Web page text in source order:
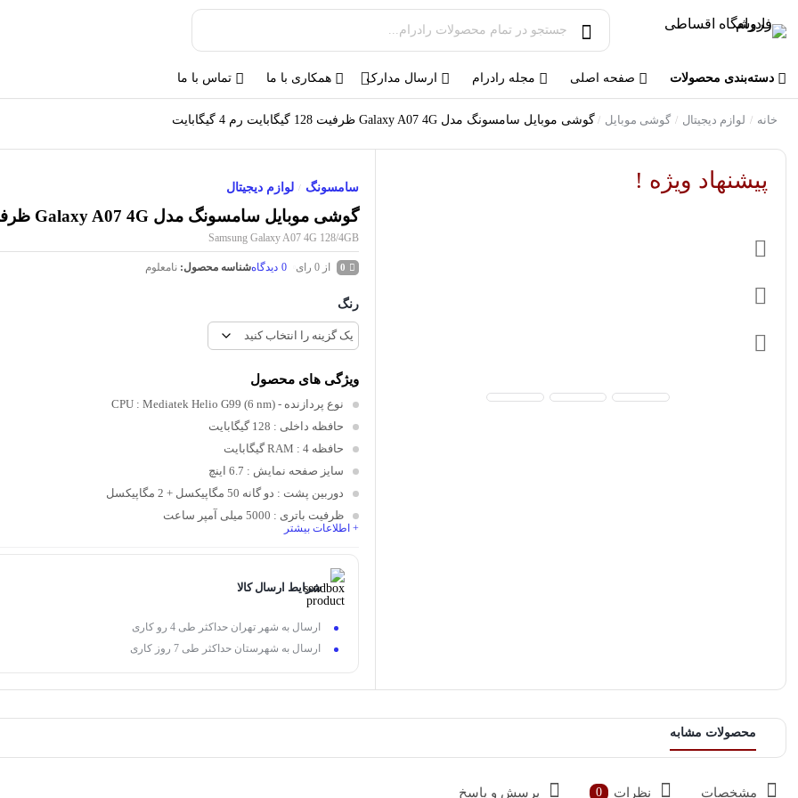
دسته‌بندی محصولات صفحه اصلی مجله رادرام ارسال مدارک همکاری با ما تماس با ما
خانه / لوازم دیجیتال / گوشی موبایل / گوشی موبايل سامسونگ مدل Galaxy A07 4G ظرفیت 128 گیگابایت رم 4 گیگابایت
پیشنهاد ویژه ! سامسونگ / لوازم دیجیتال
گوشی موبايل سامسونگ مدل Galaxy A07 4G ظرفیت 128 گیگابایت رم 4 گیگابایت
Samsung Galaxy A07 4G 128/4GB
0 از 0 رای 0 دیدگاهشناسه محصول:نامعلوم
رنگ
ویژگی های محصول
نوع پردازنده - CPU: Mediatek Helio G99 (6 nm)
حافظه داخلی : 128 گیگابایت
حافظه RAM: 4 گیگابایت
سایز صفحه نمایش : 6.7 اینچ
دوربین پشت : دو گانه 50 مگاپیکسل + 2 مگاپیکسل
ظرفیت باتری : 5000 میلی آمپر ساعت
+ اطلاعات بیشتر
شرایط ارسال کالا
ارسال به شهر تهران حداکثر طی 4 رو کاری
ارسال به شهرستان حداکثر طی 7 روز کاری
محصولات مشابه
مشخصات نظرات 0 پرسش و پاسخ